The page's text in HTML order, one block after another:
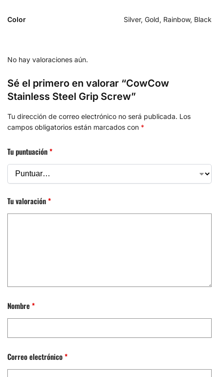
Color Silver, Gold, Rainbow, Black
No hay valoraciones aún.
Sé el primero en valorar “CowCow
Stainless Steel Grip Screw”
Tu dirección de correo electrónico no será publicada. Los
campos obligatorios están marcados con *
Tu puntuación*
Tu valoración*
Nombre*
Correo electrónico*